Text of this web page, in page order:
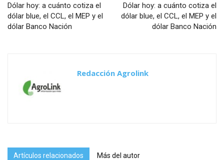
Dólar hoy: a cuánto cotiza el
dólar blue, el CCL, el MEP y el
dólar Banco Nación
Dólar hoy: a cuánto cotiza el
dólar blue, el CCL, el MEP y el
dólar Banco Nación
Redacción Agrolink
Artículos relacionados Más del autor